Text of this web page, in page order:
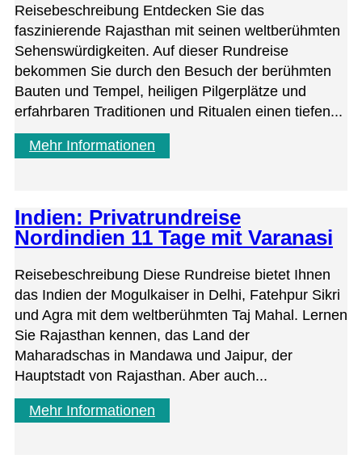
Reisebeschreibung Entdecken Sie das
faszinierende Rajasthan mit seinen weltberühmten
Sehenswürdigkeiten. Auf dieser Rundreise
bekommen Sie durch den Besuch der berühmten
Bauten und Tempel, heiligen Pilgerplätze und
erfahrbaren Traditionen und Ritualen einen tiefen...
Mehr Informationen
Indien: Privatrundreise
Nordindien 11 Tage mit Varanasi
Reisebeschreibung Diese Rundreise bietet Ihnen
das Indien der Mogulkaiser in Delhi, Fatehpur Sikri
und Agra mit dem weltberühmten Taj Mahal. Lernen
Sie Rajasthan kennen, das Land der
Maharadschas in Mandawa und Jaipur, der
Hauptstadt von Rajasthan. Aber auch...
Mehr Informationen